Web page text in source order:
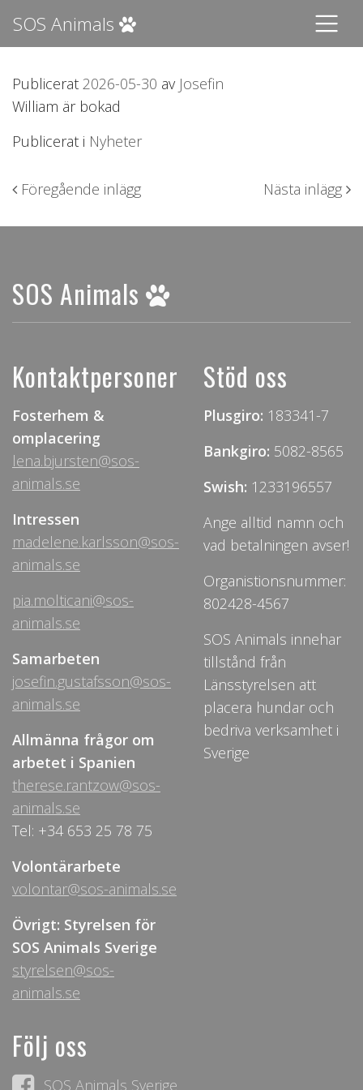
SOS Animals
Publicerat 2026-05-30 av Josefin
William är bokad
Publicerat i Nyheter
Inläggsnavigering
Föregående inlägg Nästa inlägg
SOS Animals
Kontaktpersoner
Fosterhem &
omplacering
lena.bjursten@sos-
animals.se
Intressen
madelene.karlsson@sos-
animals.se
pia.molticani@sos-
animals.se
Samarbeten
josefin.gustafsson@sos-
animals.se
Allmänna frågor om
arbetet i Spanien
therese.rantzow@sos-
animals.se
Tel: +34 653 25 78 75
Volontärarbete
volontar@sos-animals.se
Övrigt: Styrelsen för
SOS Animals Sverige
styrelsen@sos-
animals.se
Stöd oss
Plusgiro: 183341-7
Bankgiro: 5082-8565
Swish: 1233196557
Ange alltid namn och
vad betalningen avser!
Organistionsnummer:
802428-4567
SOS Animals innehar
tillstånd från
Länsstyrelsen att
placera hundar och
bedriva verksamhet i
Sverige
Följ oss
SOS Animals Sverige